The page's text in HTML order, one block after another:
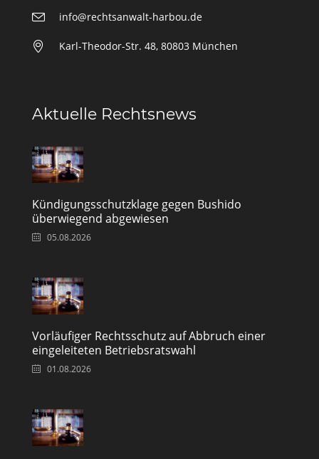
info@rechtsanwalt-harbou.de
Karl-Theodor-Str. 48, 80803 München
Aktuelle Rechtsnews
Kündigungsschutzklage gegen Bushido
überwiegend abgewiesen
05.08.2026
Vorläufiger Rechtsschutz auf Abbruch einer
eingeleiteten Betriebsratswahl
01.08.2026